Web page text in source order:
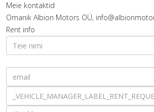
Meie kontaktid
Omanik Albion Motors OÜ,
Rent info